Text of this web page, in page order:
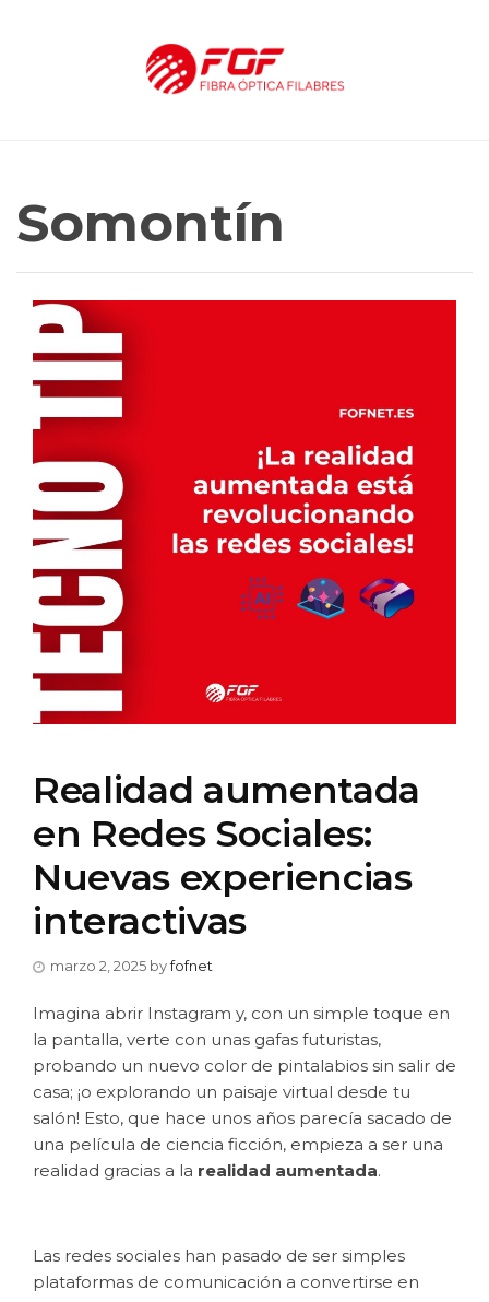
Somontín
Realidad aumentada
en Redes Sociales:
Nuevas experiencias
interactivas
marzo 2, 2025 byfofnet
Imagina abrir Instagram y, con un simple toque en
la pantalla, verte con unas gafas futuristas,
probando un nuevo color de pintalabios sin salir de
casa; ¡o explorando un paisaje virtual desde tu
salón! Esto, que hace unos años parecía sacado de
una película de ciencia ficción, empieza a ser una
realidad gracias a la realidad aumentada.
Las redes sociales han pasado de ser simples
plataformas de comunicación a convertirse en